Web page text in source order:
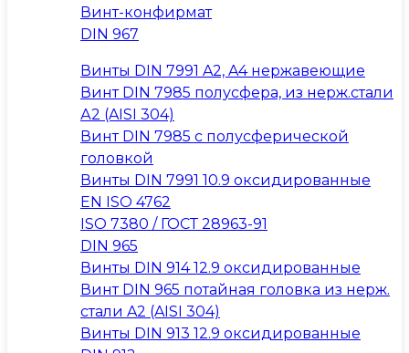
Винт-конфирмат
DIN 967
Винты DIN 7991 A2, A4 нержавеющие
Винт DIN 7985 полусфера, из нерж.стали
А2 (AISI 304)
Винт DIN 7985 с полусферической
головкой
Винты DIN 7991 10.9 оксидированные
EN ISO 4762
ISO 7380 / ГОСТ 28963-91
DIN 965
Винты DIN 914 12.9 оксидированные
Винт DIN 965 потайная головка из нерж.
стали A2 (AISI 304)
Винты DIN 913 12.9 оксидированные